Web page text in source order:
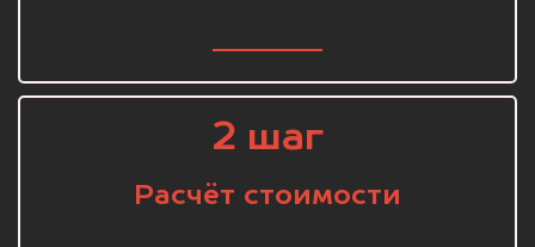
2 шаг
Расчёт стоимости